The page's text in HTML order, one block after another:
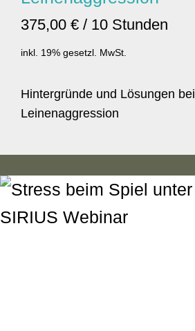
375,00 € / 10 Stunden
inkl. 19% gesetzl. MwSt.
Hintergründe und Lösungen bei
Leinenaggression